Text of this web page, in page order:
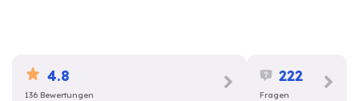
4.8
136 Bewertungen
222
Fragen